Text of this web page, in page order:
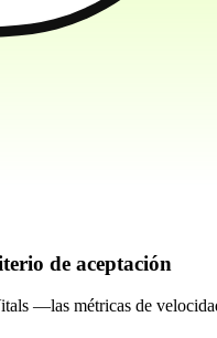
de aceptación
—las métricas de